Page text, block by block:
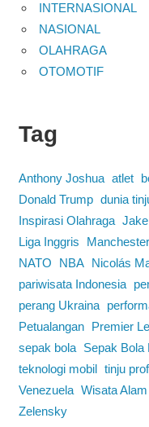
INTERNASIONAL
NASIONAL
OLAHRAGA
OTOMOTIF
Tag
Anthony Joshua atlet
Donald Trump dunia
Inspirasi Olahraga
Liga Inggris
NATO
NBA Nicolás
pariwisata Indonesia
perang Ukraina
Petualangan
Premier
sepak bola
Sepak Bola
teknologi mobil tinju
Venezuela Wisata Alam
Zelensky